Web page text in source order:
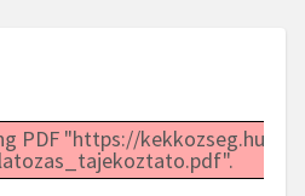
PDF "https://kekkozseg.hu/wp-